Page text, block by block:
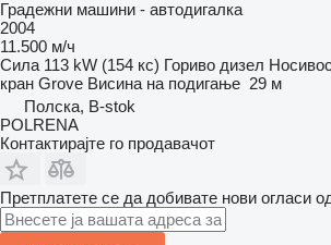
Градежни машини - автодигалка
2004
11.500 м/ч
Сила 113 kW (154 кс) Гориво дизел
кран Grove Висина на подигање 29 м
Полска, B-stok
POLRENA
Контактирајте го продавачот
Претплатете се да добивате нови огласи